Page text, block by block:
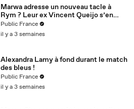
Marwa adresse un nouveau tacle à
Rym ? Leur ex Vincent Queijo s’en
mêle !
Public France
il y a 3 semaines
Alexandra Lamy à fond durant le match
des bleus !
Public France
il y a 3 semaines